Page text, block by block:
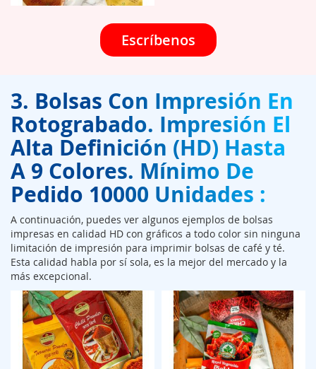
Escríbenos
3. Bolsas Con Impresión En
Rotograbado. Impresión El
Alta Definición (HD) Hasta
A 9 Colores. Mínimo De
Pedido 10000 Unidades :
A continuación, puedes ver algunos ejemplos de bolsas
impresas en calidad HD con gráficos a todo color sin ninguna
limitación de impresión para imprimir bolsas de café y té.
Esta calidad habla por sí sola, es la mejor del mercado y la
más excepcional.